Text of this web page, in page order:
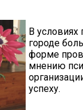
В условиях
городе
форме
мнению
успеху.